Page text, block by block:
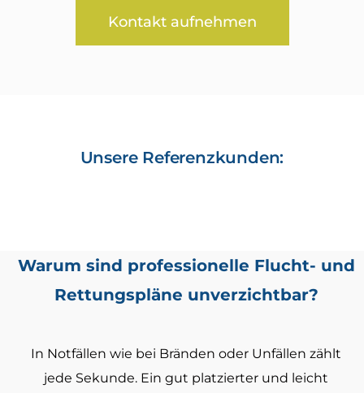
Kontakt aufnehmen
Unsere Referenzkunden:
Warum sind professionelle Flucht- und
Rettungspläne unverzichtbar?
In Notfällen wie bei Bränden oder Unfällen zählt
jede Sekunde. Ein gut platzierter und leicht